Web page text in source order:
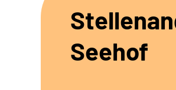
Seehof